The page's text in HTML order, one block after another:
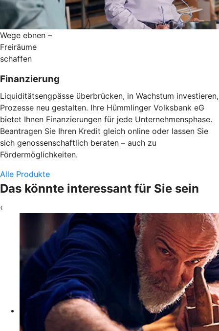
Wege ebnen –
Freiräume
schaffen
Finanzierung
Liquiditätsengpässe überbrücken, in Wachstum investieren,
Prozesse neu gestalten. Ihre Hümmlinger Volksbank eG
bietet Ihnen Finanzierungen für jede Unternehmensphase.
Beantragen Sie Ihren Kredit gleich online oder lassen Sie
sich genossenschaftlich beraten – auch zu
Fördermöglichkeiten.
Alle Produkte
Das könnte interessant für Sie sein
‹